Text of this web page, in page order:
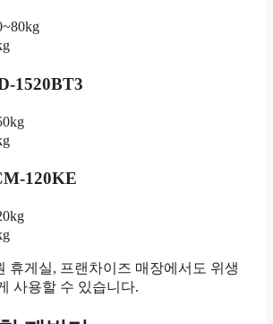
1520BT3
120KE
휴게실, 프랜차이즈 매장에서도 위생
사용할 수 있습니다.